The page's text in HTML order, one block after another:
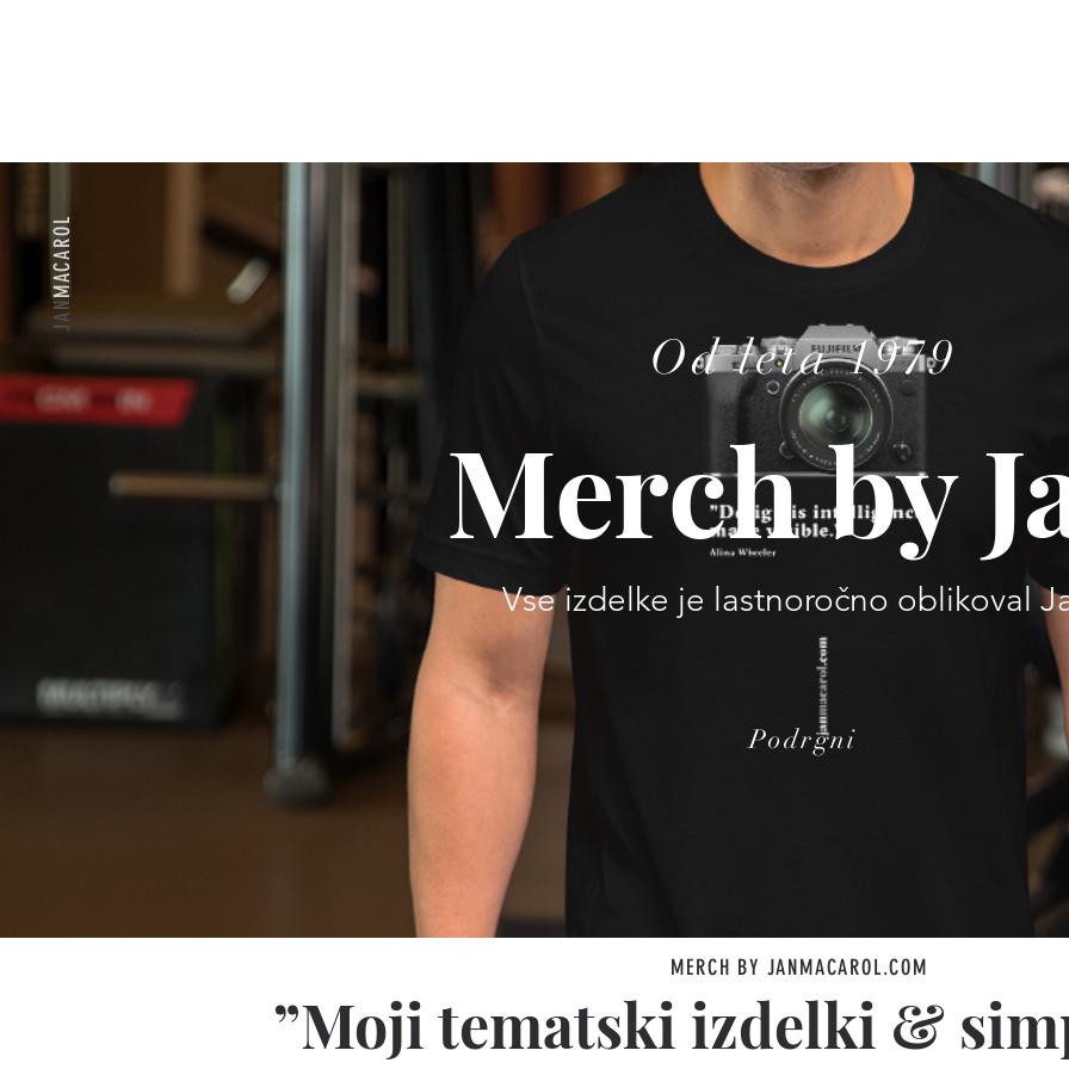
JAN
MACAROL
Od leta 1979
Merch by
Vse izdelke je lastnoročno oblikoval
Podrgni
MERCH BY JANMACAROL.COM
”Moji tematski izdelki &